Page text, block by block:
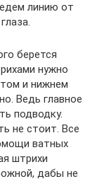
линию от
берется
нужно
и нижнем
Ведь главное
подводку.
не стоит. Все
ватных
штрихи
дабы не